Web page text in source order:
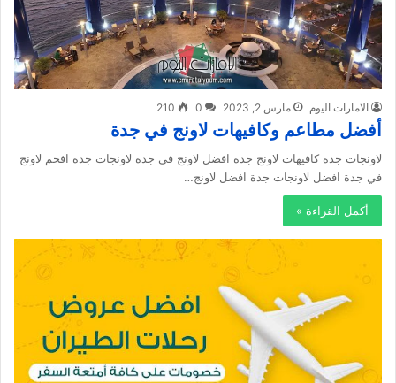
الامارات اليوم مارس 2, 2023 0
210
أفضل مطاعم وكافيهات لاونج في جدة
لاونجات جدة كافيهات لاونج جدة افضل لاونج في جدة لاونجات جده افخم لاونج
في جدة افضل لاونجات جدة افضل لاونج…
أكمل القراءة »